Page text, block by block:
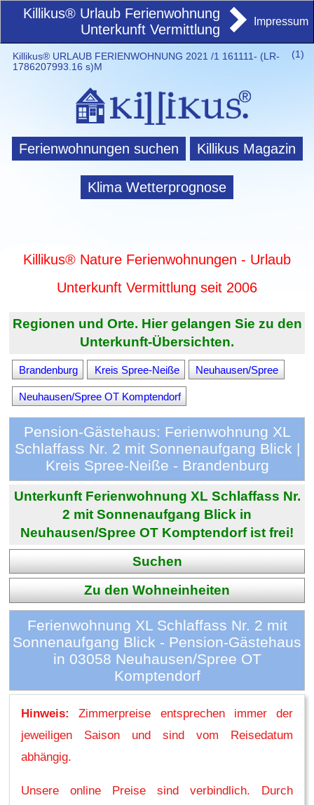
Killikus® Urlaub Ferienwohnung
Unterkunft Vermittlung
Impressum
(1)
Killikus® URLAUB FERIENWOHNUNG 2021 /1 161111- (LR-
1786207993.16 s)M
Ferienwohnungen suchen Killikus Magazin
Klima Wetterprognose
Killikus® Nature Ferienwohnungen - Urlaub
Unterkunft Vermittlung seit 2006
Regionen und Orte. Hier gelangen Sie zu den
Unterkunft-Übersichten.
Brandenburg Kreis Spree-Neiße Neuhausen/Spree
Neuhausen/Spree OT Komptendorf
Pension-Gästehaus: Ferienwohnung XL
Schlaffass Nr. 2 mit Sonnenaufgang Blick |
Kreis Spree-Neiße - Brandenburg
Unterkunft Ferienwohnung XL Schlaffass Nr.
2 mit Sonnenaufgang Blick in
Neuhausen/Spree OT Komptendorf ist frei!
Suchen
Zu den Wohneinheiten
Ferienwohnung XL Schlaffass Nr. 2 mit
Sonnenaufgang Blick - Pension-Gästehaus
in 03058 Neuhausen/Spree OT
Komptendorf
Hinweis:
Zimmerpreise entsprechen immer der
jeweiligen Saison und sind vom Reisedatum
abhängig.
Unsere online Preise sind verbindlich. Durch